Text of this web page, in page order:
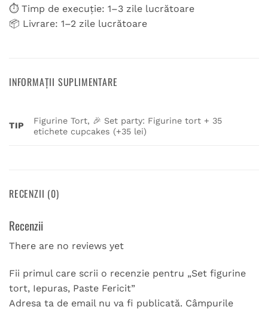
⏱ Timp de execuție: 1–3 zile lucrătoare
📦 Livrare: 1–2 zile lucrătoare
INFORMAȚII SUPLIMENTARE
TIP
Figurine Tort, 🎉 Set party: Figurine tort + 35
etichete cupcakes (+35 lei)
RECENZII (0)
Recenzii
There are no reviews yet
Fii primul care scrii o recenzie pentru „Set figurine
tort, Iepuras, Paste Fericit”
Adresa ta de email nu va fi publicată. Câmpurile